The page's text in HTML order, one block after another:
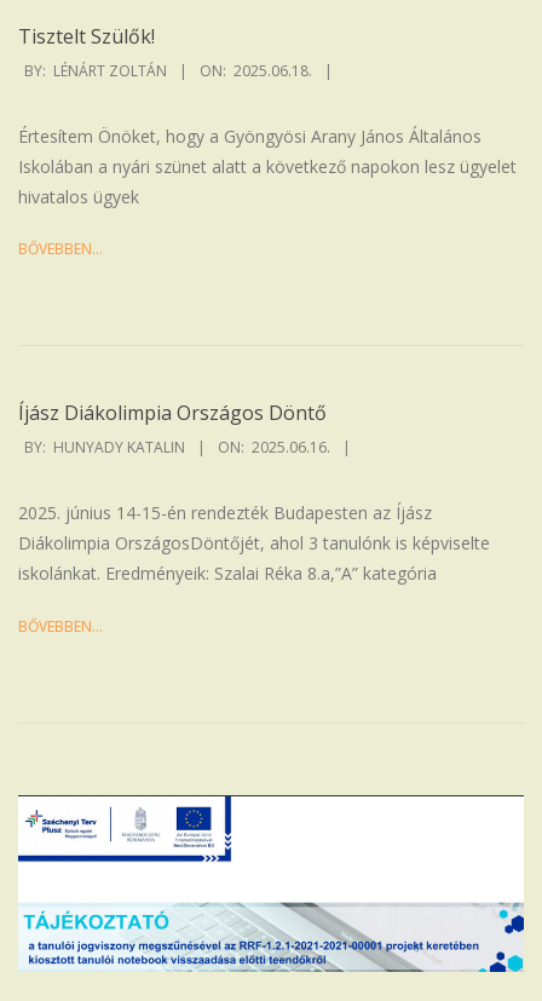
Tisztelt Szülők!
2025-
18
BY: LÉNÁRT ZOLTÁN ON: 2025.06.18.
Értesítem Önöket, hogy a Gyöngyösi Arany János Általános
Iskolában a nyári szünet alatt a következő napokon lesz ügyelet
hivatalos ügyek
BŐVEBBEN…
Íjász Diákolimpia Országos Döntő
2025-
BY: HUNYADY KATALIN ON: 2025.06.16.
2025. június 14-15-én rendezték Budapesten az Íjász
Diákolimpia OrszágosDöntőjét, ahol 3 tanulónk is képviselte
iskolánkat. Eredményeik: Szalai Réka 8.a,”A” kategória
BŐVEBBEN…